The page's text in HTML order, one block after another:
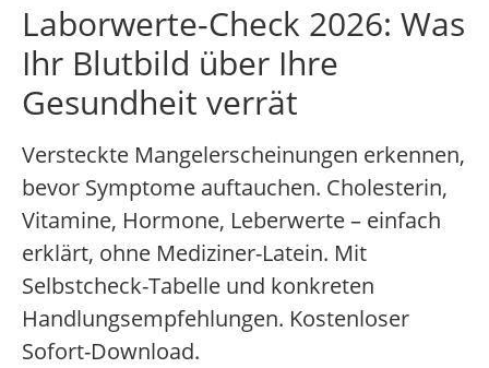
Laborwerte-Check 2026: Was
Ihr Blutbild über Ihre
Gesundheit verrät
Versteckte Mangelerscheinungen erkennen,
bevor Symptome auftauchen. Cholesterin,
Vitamine, Hormone, Leberwerte – einfach
erklärt, ohne Mediziner-Latein. Mit
Selbstcheck-Tabelle und konkreten
Handlungsempfehlungen. Kostenloser
Sofort-Download.